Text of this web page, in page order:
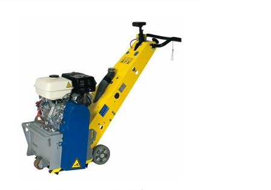
des surfaces de petite et moyenne taille,
à l'intérieur comme à l'extérieur. Le
tambour peut être équipé de différents
types de lamelles. Un changement de
tambour est effectué en 2 minutes
environ Cela fait du FR 200 la machine
idéale pour des opérations rapides et
variées. Il est disponible sous forme de
machine à essence ou électrique. La
fraise latérale ne doit pas être utilisée
avec le tambour principal (ne s'applique
qu'au moteur de 1,5 kW) Elle a fait ses
preuves en tant que fraiseuse de
marquage pour les entreprises de